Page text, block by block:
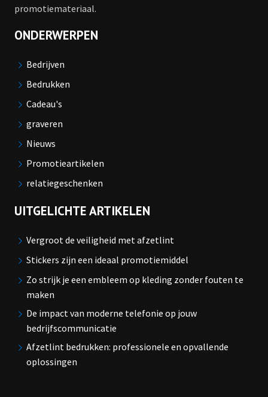
promotiemateriaal.
ONDERWERPEN
Bedrijven
Bedrukken
Cadeau's
graveren
Nieuws
Promotieartikelen
relatiegeschenken
UITGELICHTE ARTIKELEN
Vergroot de veiligheid met afzetlint
Stickers zijn een ideaal promotiemiddel
Zo strijk je een embleem op kleding zonder fouten te
maken
De impact van moderne telefonie op jouw
bedrijfscommunicatie
Afzetlint bedrukken: professionele en opvallende
oplossingen